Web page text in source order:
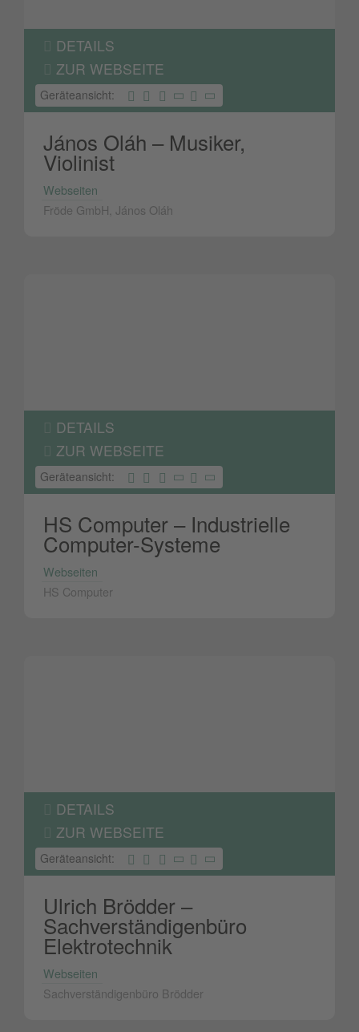
DETAILS
ZUR WEBSEITE
Geräteansicht:
János Oláh – Musiker,
Violinist
Webseiten
Fröde GmbH, János Oláh
DETAILS
ZUR WEBSEITE
Geräteansicht:
HS Computer – Industrielle
Computer-Systeme
Webseiten
HS Computer
DETAILS
ZUR WEBSEITE
Geräteansicht:
Ulrich Brödder –
Sachverständigenbüro
Elektrotechnik
Webseiten
Sachverständigenbüro Brödder